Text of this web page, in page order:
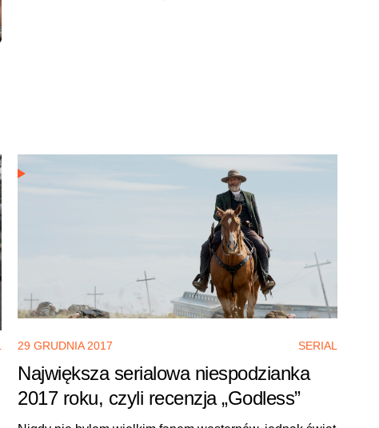
29 GRUDNIA 2017 SERIAL
Największa serialowa niespodzianka
2017 roku, czyli recenzja „Godless”